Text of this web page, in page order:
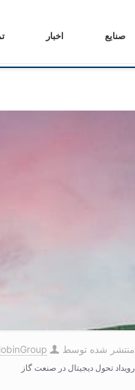
صنایع اخبار
منتشر شده توسط
رویداد تحول دیجیتال در صنعت گاز